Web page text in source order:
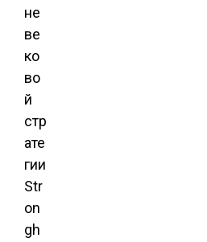
не
ве
ко
во
й
стр
ате
гии
Str
on
gh